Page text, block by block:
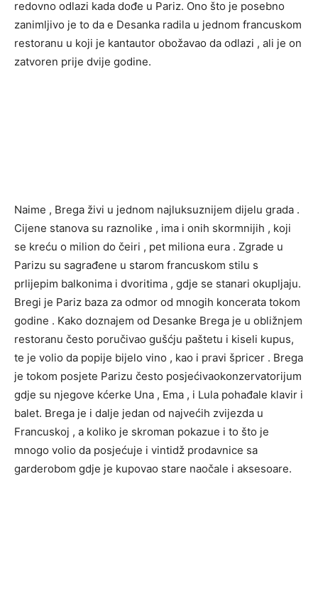
redovno odlazi kada dođe u Pariz. Ono što je posebno
zanimljivo je to da e Desanka radila u jednom francuskom
restoranu u koji je kantautor obožavao da odlazi , ali je on
zatvoren prije dvije godine.
Naime , Brega živi u jednom najluksuznijem dijelu grada .
Cijene stanova su raznolike , ima i onih skormnijih , koji
se kreću o milion do čeiri , pet miliona eura . Zgrade u
Parizu su sagrađene u starom francuskom stilu s
prlijepim balkonima i dvoritima , gdje se stanari okupljaju.
Bregi je Pariz baza za odmor od mnogih koncerata tokom
godine . Kako doznajem od Desanke Brega je u obližnjem
restoranu često poručivao gušćju paštetu i kiseli kupus,
te je volio da popije bijelo vino , kao i pravi špricer . Brega
je tokom posjete Parizu često posjećivaokonzervatorijum
gdje su njegove kćerke Una , Ema , i Lula pohađale klavir i
balet. Brega je i dalje jedan od najvećih zvijezda u
Francuskoj , a koliko je skroman pokazue i to što je
mnogo volio da posjećuje i vintidž prodavnice sa
garderobom gdje je kupovao stare naočale i aksesoare.